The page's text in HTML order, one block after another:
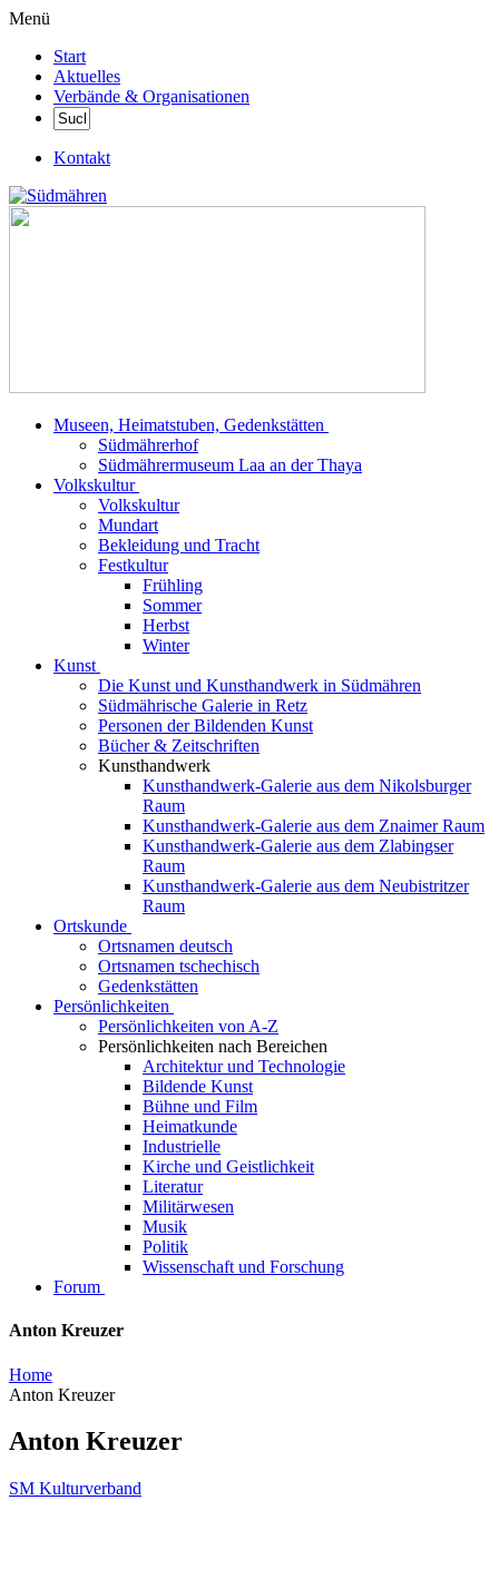
Menü
Start
Aktuelles
Verbände & Organisationen
Kontakt
Museen, Heimatstuben, Gedenkstätten
Südmährerhof
Südmährermuseum Laa an der Thaya
Volkskultur
Volkskultur
Mundart
Bekleidung und Tracht
Festkultur
Frühling
Sommer
Herbst
Winter
Kunst
Die Kunst und Kunsthandwerk in Südmähren
Südmährische Galerie in Retz
Personen der Bildenden Kunst
Bücher & Zeitschriften
Kunsthandwerk
Kunsthandwerk-Galerie aus dem Nikolsburger
Raum
Kunsthandwerk-Galerie aus dem Znaimer Raum
Kunsthandwerk-Galerie aus dem Zlabingser
Raum
Kunsthandwerk-Galerie aus dem Neubistritzer
Raum
Ortskunde
Ortsnamen deutsch
Ortsnamen tschechisch
Gedenkstätten
Persönlichkeiten
Persönlichkeiten von A-Z
Persönlichkeiten nach Bereichen
Architektur und Technologie
Bildende Kunst
Bühne und Film
Heimatkunde
Industrielle
Kirche und Geistlichkeit
Literatur
Militärwesen
Musik
Politik
Wissenschaft und Forschung
Forum
Anton Kreuzer
Home
Anton Kreuzer
Anton Kreuzer
SM Kulturverband